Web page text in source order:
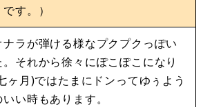
す。）
ラが弾ける様なプクプクっぽい
それから徐々にぽこぽこになり
ヶ月)ではたまにドンってゆぅよう
い時もあります。